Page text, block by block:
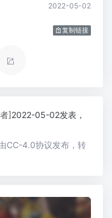
2022-05-02
复制链接
]2022-05-02发表，
CC-4.0协议发布，转